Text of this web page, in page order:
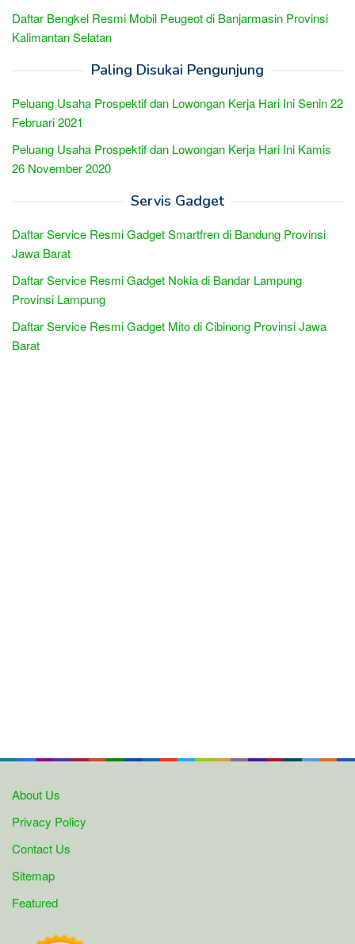
Daftar Bengkel Resmi Mobil Peugeot di Banjarmasin Provinsi
Kalimantan Selatan
Paling Disukai Pengunjung
Peluang Usaha Prospektif dan Lowongan Kerja Hari Ini Senin 22
Februari 2021
Peluang Usaha Prospektif dan Lowongan Kerja Hari Ini Kamis
26 November 2020
Servis Gadget
Daftar Service Resmi Gadget Smartfren di Bandung Provinsi
Jawa Barat
Daftar Service Resmi Gadget Nokia di Bandar Lampung
Provinsi Lampung
Daftar Service Resmi Gadget Mito di Cibinong Provinsi Jawa
Barat
About Us
Privacy Policy
Contact Us
Sitemap
Featured